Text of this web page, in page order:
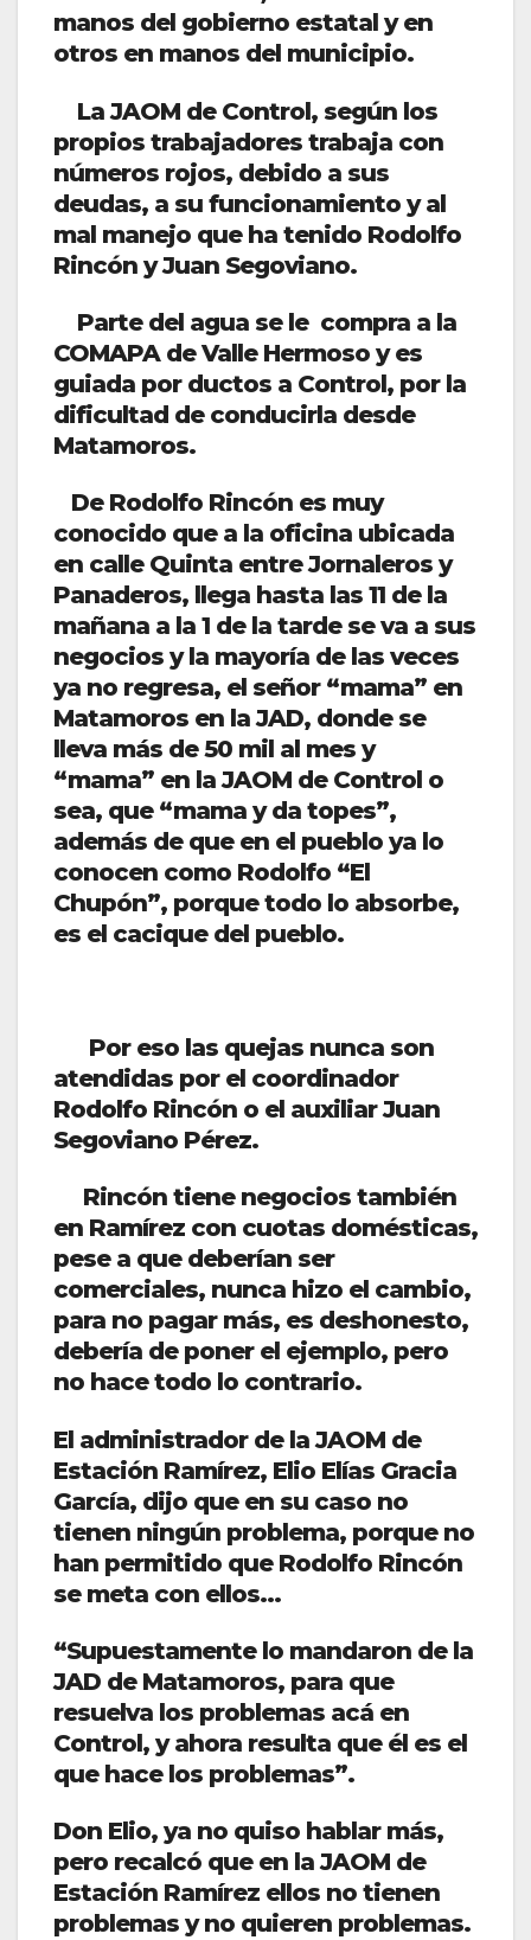
manos del gobierno estatal y en
otros en manos del municipio.
La JAOM de Control, según los
propios trabajadores trabaja con
números rojos, debido a sus
deudas, a su funcionamiento y al
mal manejo que ha tenido Rodolfo
Rincón y Juan Segoviano.
Parte del agua se le compra a la
COMAPA de Valle Hermoso y es
guiada por ductos a Control, por la
dificultad de conducirla desde
Matamoros.
De Rodolfo Rincón es muy
conocido que a la oficina ubicada
en calle Quinta entre Jornaleros y
Panaderos, llega hasta las 11 de la
mañana a la 1 de la tarde se va a sus
negocios y la mayoría de las veces
ya no regresa, el señor “mama” en
Matamoros en la JAD, donde se
lleva más de 50 mil al mes y
“mama” en la JAOM de Control o
sea, que “mama y da topes”,
además de que en el pueblo ya lo
conocen como Rodolfo “El
Chupón”, porque todo lo absorbe,
es el cacique del pueblo.
Por eso las quejas nunca son
atendidas por el coordinador
Rodolfo Rincón o el auxiliar Juan
Segoviano Pérez.
Rincón tiene negocios también
en Ramírez con cuotas domésticas,
pese a que deberían ser
comerciales, nunca hizo el cambio,
para no pagar más, es deshonesto,
debería de poner el ejemplo, pero
no hace todo lo contrario.
El administrador de la JAOM de
Estación Ramírez, Elio Elías Gracia
García, dijo que en su caso no
tienen ningún problema, porque no
han permitido que Rodolfo Rincón
se meta con ellos…
“Supuestamente lo mandaron de la
JAD de Matamoros, para que
resuelva los problemas acá en
Control, y ahora resulta que él es el
que hace los problemas”.
Don Elio, ya no quiso hablar más,
pero recalcó que en la JAOM de
Estación Ramírez ellos no tienen
problemas y no quieren problemas.